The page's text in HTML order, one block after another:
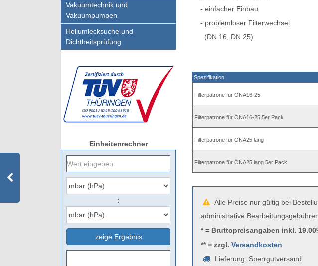
Vakuumtechnik und
Vakuumpumpen
Heliumlecksuche und
Dichtheitsprüfung
Einheitenrechner
:
zeige Ergebnis
- einfacher Einbau
- problemloser Filterwechsel
(DN 16, DN 25)
Spezifikation
Filterpatrone für ÖNA16-25
Filterpatrone für ÖNA16-25 5er Pack
Filterpatrone für ÖNA25 lang
Filterpatrone für ÖNA25 lang 5er Pack
Alle Preise nur gültig bei
administrative
* = Bruttopreisangaben inkl.
** = zzgl.Versandkosten
Lieferung: Sperrgutversand